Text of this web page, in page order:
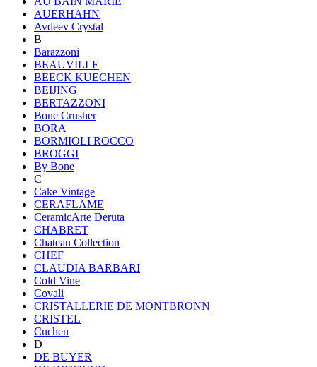
AUERHAHN
Avdeev Crystal
B
Barazzoni
BEAUVILLE
BEECK KUECHEN
BEIJING
BERTAZZONI
Bone Crusher
BORA
BORMIOLI ROCCO
BROGGI
By Bone
C
Cake Vintage
CERAFLAME
CeramicArte Deruta
CHABRET
Chateau Collection
CHEF
CLAUDIA BARBARI
Cold Vine
Covali
CRISTALLERIE DE MONTBRONN
CRISTEL
Cuchen
D
DE BUYER